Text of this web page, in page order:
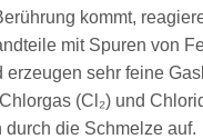
kommt,
mit Spuren von
erzeugen sehr feine
(Cl₂) und
durch die Schmelze auf.